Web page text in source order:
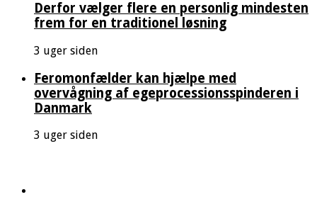
Derfor vælger flere en personlig mindesten
frem for en traditionel løsning
3 uger siden
Feromonfælder kan hjælpe med
overvågning af egeprocessionsspinderen i
Danmark
3 uger siden